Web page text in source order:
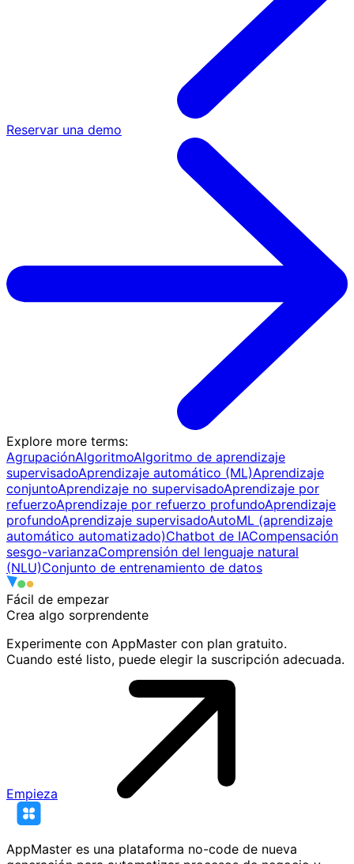
Reservar una demo
Explore more terms:
AgrupaciónAlgoritmoAlgoritmo de aprendizaje
supervisadoAprendizaje automático (ML)Aprendizaje
conjuntoAprendizaje no supervisadoAprendizaje por
refuerzoAprendizaje por refuerzo profundoAprendizaje
profundoAprendizaje supervisadoAutoML (aprendizaje
automático automatizado)Chatbot de IACompensación
sesgo-varianzaComprensión del lenguaje natural
(NLU)Conjunto de entrenamiento de datos
Fácil de empezar
Crea algo sorprendente
Experimente con AppMaster con plan gratuito.
Cuando esté listo, puede elegir la suscripción adecuada.
Empieza
AppMaster es una plataforma no-code de nueva